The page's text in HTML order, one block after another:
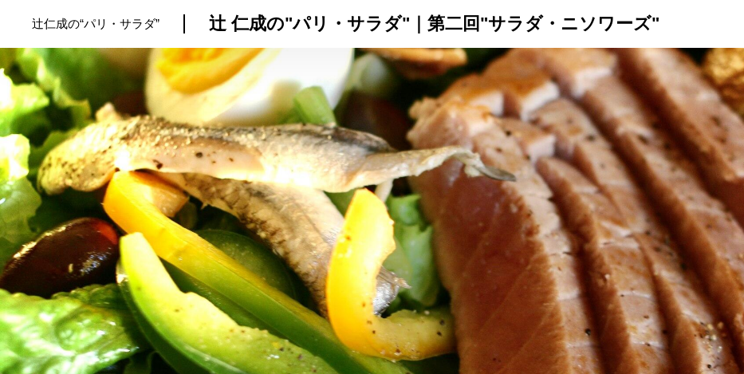
トップ プロが教えるレシピ 厳選！店探し 食のストーリー
辻仁成の“パリ・サラダ” 辻 仁成の"パリ・サラダ"｜第二回"サラダ・ニソワーズ"